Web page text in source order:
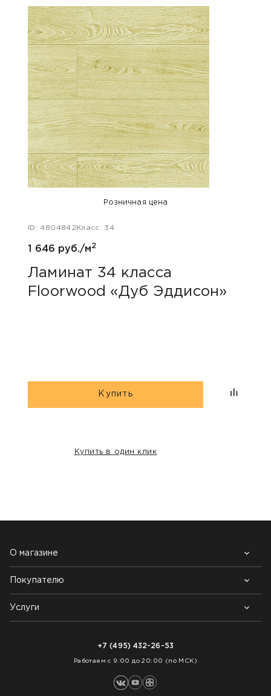
Розничная цена
ID: 4804842 Класс: 34
1 646 руб./м2
Ламинат 34 класса
Floorwood «Дуб Эддисон»
Купить
Купить в один клик
О магазине
Почему выбирают нас
Контакты
Блог
Покупателю
Возврат товара
Как заказать
Услуги
+7 (495) 432-26-53
Работаем с 9:00 до 20:00 (по МСК)